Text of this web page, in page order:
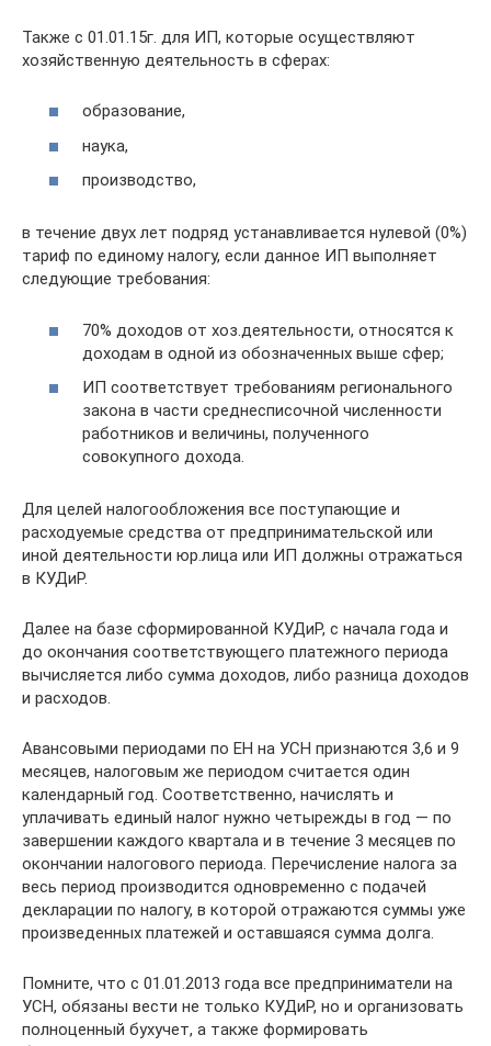
Также с 01.01.15г. для ИП, которые осуществляют
хозяйственную деятельность в сферах:
образование,
наука,
производство,
в течение двух лет подряд устанавливается нулевой (0%)
тариф по единому налогу, если данное ИП выполняет
следующие требования:
70% доходов от хоз.деятельности, относятся к
доходам в одной из обозначенных выше сфер;
ИП соответствует требованиям регионального
закона в части среднесписочной численности
работников и величины, полученного
совокупного дохода.
Для целей налогообложения все поступающие и
расходуемые средства от предпринимательской или
иной деятельности юр.лица или ИП должны отражаться
в КУДиР.
Далее на базе сформированной КУДиР, с начала года и
до окончания соответствующего платежного периода
вычисляется либо сумма доходов, либо разница доходов
и расходов.
Авансовыми периодами по ЕН на УСН признаются 3,6 и 9
месяцев, налоговым же периодом считается один
календарный год. Соответственно, начислять и
уплачивать единый налог нужно четырежды в год — по
завершении каждого квартала и в течение 3 месяцев по
окончании налогового периода. Перечисление налога за
весь период производится одновременно с подачей
декларации по налогу, в которой отражаются суммы уже
произведенных платежей и оставшаяся сумма долга.
Помните, что с 01.01.2013 года все предприниматели на
УСН, обязаны вести не только КУДиР, но и организовать
полноценный бухучет, а также формировать